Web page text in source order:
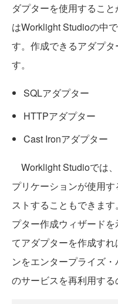
ダプターを使用するこ
はWorklight Studioの中
す。作成できるアダプ
す。
SQLアダプター
HTTPアダプター
Cast Ironアダプター
Worklight Studioでは
プリケーションが使用
ストすることもできま
プター作成ウィザード
てアダプターを作成す
ンをエンタープライズ
のサービスを再利用する